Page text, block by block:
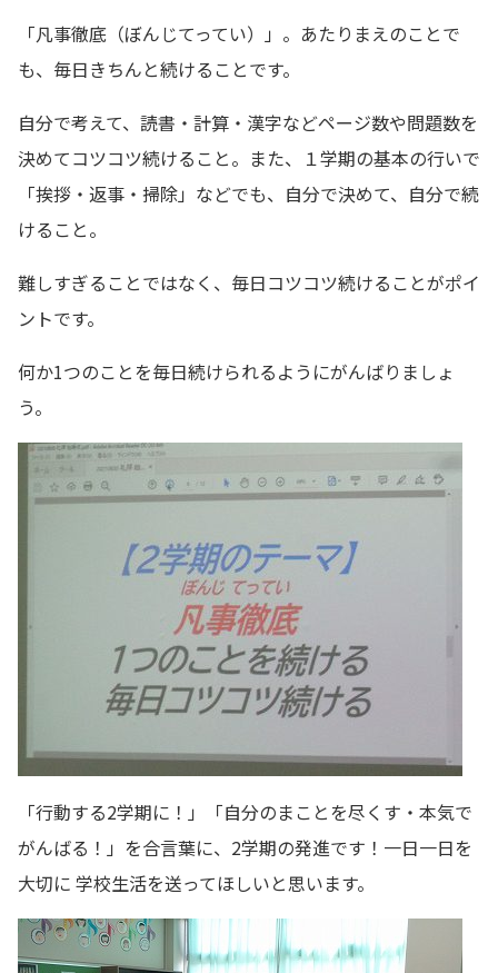
「凡事徹底（ぼんじてってい）」。あたりまえのことで
も、毎日きちんと続けることです。
自分で考えて、読書・計算・漢字などページ数や問題数を
決めてコツコツ続けること。また、１学期の基本の行いで
「挨拶・返事・掃除」などでも、自分で決めて、自分で続
けること。
難しすぎることではなく、毎日コツコツ続けることがポイ
ントです。
何か1つのことを毎日続けられるようにがんばりましょ
う。
「行動する2学期に！」「自分のまことを尽くす・本気で
がんばる！」を合言葉に、2学期の発進です！一日一日を
大切に 学校生活を送ってほしいと思います。